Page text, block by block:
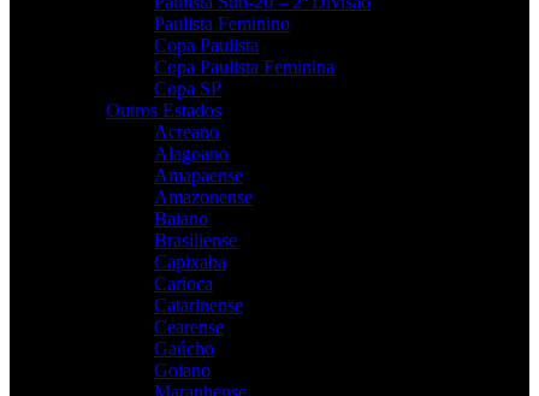
Paulista Feminino
Copa Paulista
Copa Paulista Feminina
Copa SP
Outros Estados
Acreano
Alagoano
Amapaense
Amazonense
Baiano
Brasiliense
Capixaba
Carioca
Catarinense
Cearense
Gaúcho
Goiano
Maranhense